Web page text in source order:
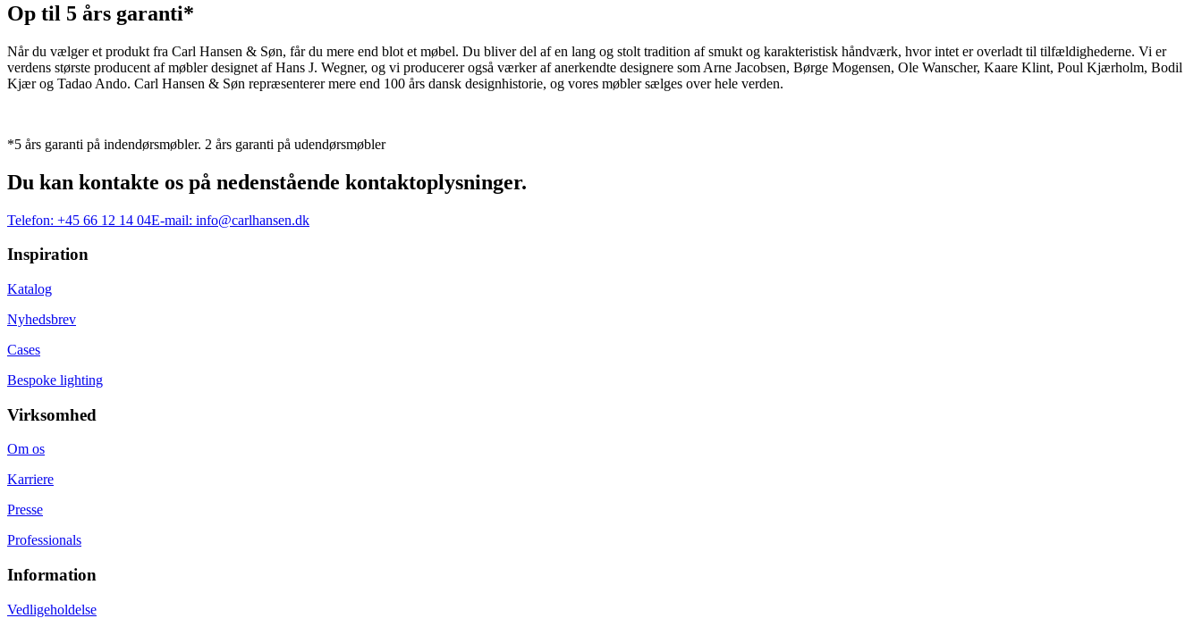
Op til 5 års garanti*
Når du vælger et produkt fra Carl Hansen & Søn, får du mere end blot et møbel. Du bliver del af en lang og stolt tradition af smukt og karakteristisk håndværk, hvor intet er overladt til tilfældighederne. Vi er
verdens største producent af møbler designet af Hans J. Wegner, og vi producerer også værker af anerkendte designere som Arne Jacobsen, Børge Mogensen, Ole Wanscher, Kaare Klint, Poul Kjærholm, Bodil
Kjær og Tadao Ando. Carl Hansen & Søn repræsenterer mere end 100 års dansk designhistorie, og vores møbler sælges over hele verden.
*5 års garanti på indendørsmøbler. 2 års garanti på udendørsmøbler
Du kan kontakte os på nedenstående kontaktoplysninger.
Telefon: +45 66 12 14 04E-mail: info@carlhansen.dk
Inspiration
Katalog
Nyhedsbrev
Cases
Bespoke lighting
Virksomhed
Om os
Karriere
Presse
Professionals
Information
Vedligeholdelse